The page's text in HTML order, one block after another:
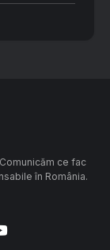
ce fac
în România.